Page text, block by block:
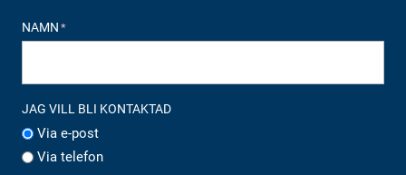
NAMN *
JAG VILL BLI KONTAKTAD
Via e-post
Via telefon